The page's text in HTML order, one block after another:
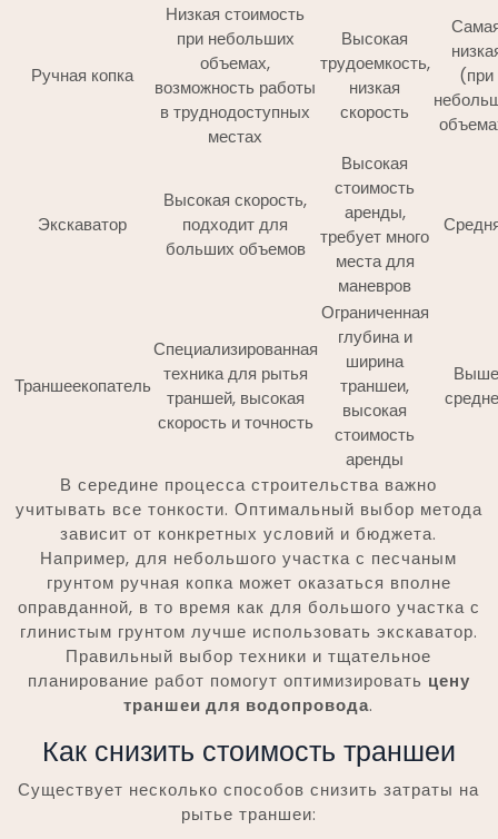
Ручная копка
Низкая стоимость
при небольших
объемах,
возможность работы
в труднодоступных
местах
Высокая
трудоемкость,
низкая
скорость
(при
Экскаватор
Высокая скорость,
подходит для
больших объемов
Высокая
стоимость
аренды,
требует много
места для
маневров
Траншеекопатель
Специализированная
техника для рытья
траншей, высокая
скорость и точность
Ограниченная
глубина и
ширина
траншеи,
высокая
стоимость
аренды
В середине процесса строительства важно
учитывать все тонкости. Оптимальный выбор метода
зависит от конкретных условий и бюджета.
Например, для небольшого участка с песчаным
грунтом ручная копка может оказаться вполне
оправданной, в то время как для большого участка с
глинистым грунтом лучше использовать экскаватор.
Правильный выбор техники и тщательное
планирование работ помогут оптимизировать цену
траншеи для водопровода.
Как снизить стоимость траншеи
Существует несколько способов снизить затраты на
рытье траншеи: